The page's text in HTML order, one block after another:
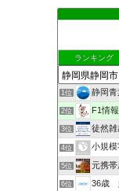
ランキング
1位 静岡
2位 F1情
3位 徒然
4位 小規模
5位 元携
6位 36歳